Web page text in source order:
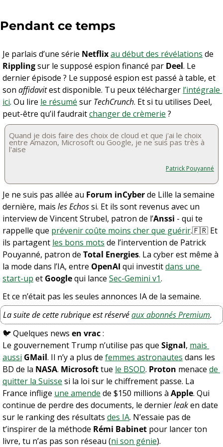
Pendant ce temps
Je parlais d’une série Netflixau début des révélations
Rippling sur le supposé espion financé par Deel. Le
dernier épisode ? Le supposé espion est passé à table, et
son affidavit est disponible. Tu peux télécharger l’intégrale
ici. Ou lire le résumé sur TechCrunch. Et si tu utilises Deel,
peut-être qu’il faudrait changer de crèmerie ?
Quand je dois faire des choix de cloud et que j'ai le choix
entre Amazon, Microsoft ou Google, je ne suis pas très à
l'aise
Patrick Pouyanné
Je ne suis pas allée au Forum inCyber de Lille la semaine
dernière, mais les Echos si. Et ils sont revenus avec un
interview de Vincent Strubel, patron de l’Anssi - qui te
rappelle que prévenir coûte moins cher que guérir.🇫🇷 Et
ils partagent les bons mots de l’intervention de Patrick
Pouyanné, patron de Total Energies. La cyber est même à
la mode dans l’IA, entre OpenAI qui investit dans une
start-up et Google qui lance Sec-Gemini v1.
Et ce n’était pas les seules annonces IA de la semaine.
La suite de cette rubrique est réservé aux abonnés Premium.
🐦 Quelques news en vrac :
Le gouvernement Trump n’utilise pas que Signal, mais
aussi GMail. Il n’y a plus de femmes astronautes dans les
BD de la NASA. Microsoft tue le BSOD. Proton menace de
quitter la Suisse si la loi sur le chiffrement passe. La
France inflige une amende de $150 millions à Apple. Qui
continue de perdre des documents, le dernier leak en date
sur le ranking des résultats des IA. N’essaie pas de
t’inspirer de la méthode Rémi Babinet pour lancer ton
livre, tu n’as pas son réseau (ni son génie).